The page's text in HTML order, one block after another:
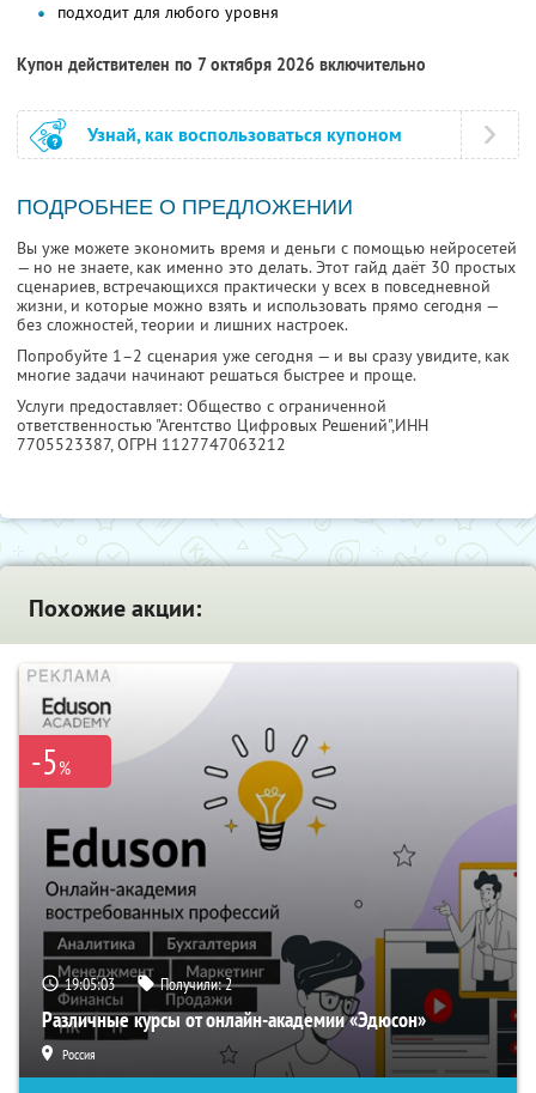
подходит для любого уровня
Купон действителен по 7 октября 2026 включительно
Узнай, как воспользоваться купоном
ПОДРОБНЕЕ О ПРЕДЛОЖЕНИИ
Вы уже можете экономить время и деньги с помощью нейросетей
— но не знаете, как именно это делать. Этот гайд даёт 30 простых
сценариев, встречающихся практически у всех в повседневной
жизни, и которые можно взять и использовать прямо сегодня —
без сложностей, теории и лишних настроек.
Попробуйте 1–2 сценария уже сегодня — и вы сразу увидите, как
многие задачи начинают решаться быстрее и проще.
Услуги предоставляет: Общество с ограниченной
ответственностью "Агентство Цифровых Решений",ИНН
7705523387, ОГРН 1127747063212
Похожие акции:
-5%
19:05:02 Получили:2
Различные курсы от онлайн-академии «Эдюсон»
Россия